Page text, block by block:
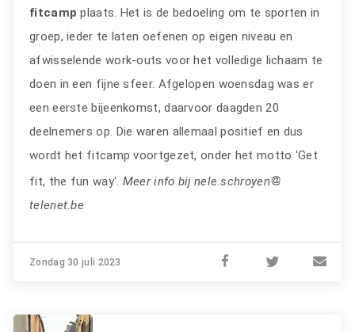
fitcampplaats. Het is de bedoeling om te sporten in
groep, ieder te laten oefenen op eigen niveau en
afwisselende work-outs voor het volledige lichaam te
doen in een fijne sfeer. Afgelopen woensdag was er
een eerste bijeenkomst, daarvoor daagden 20
deelnemers op. Die waren allemaal positief en dus
wordt het fitcamp voortgezet, onder het motto 'Get
fit, the fun way'. Meer info bij nele.schroyen
telenet.be
Zondag 30 juli 2023